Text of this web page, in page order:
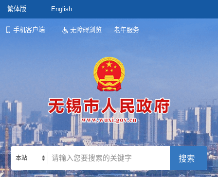
繁体版 English
手机客户端 无障碍浏览 老年服务
本站